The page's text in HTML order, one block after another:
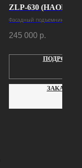
ZLP-630 (HAOKE)
Фасадный подъемник ZLP-
245 000 р.
ЗАКАЗАТЬ